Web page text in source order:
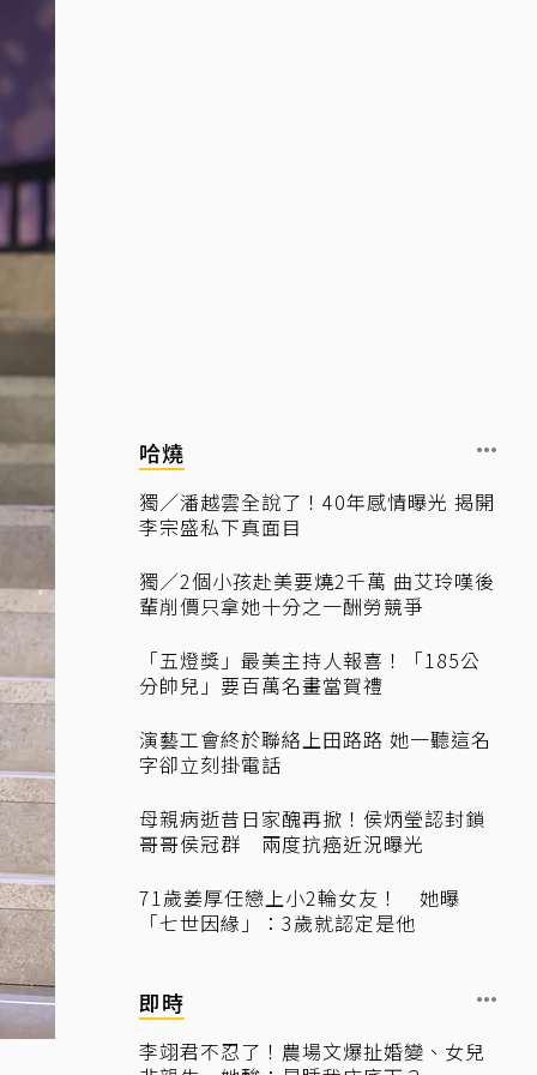
哈燒
獨／潘越雲全說了！40年感情曝光 揭開
李宗盛私下真面目
獨／2個小孩赴美要燒2千萬 曲艾玲嘆後
輩削價只拿她十分之一酬勞競爭
「五燈獎」最美主持人報喜！「185公
分帥兒」要百萬名畫當賀禮
演藝工會終於聯絡上田路路 她一聽這名
字卻立刻掛電話
母親病逝昔日家醜再掀！侯炳瑩認封鎖
哥哥侯冠群 兩度抗癌近況曝光
71歲姜厚任戀上小2輪女友！ 她曝
「七世因緣」：3歲就認定是他
即時
李翊君不忍了！農場文爆扯婚變、女兒